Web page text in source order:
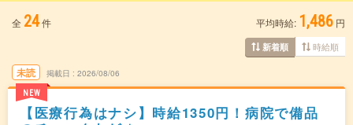
全 24件 平均時給: 1,486 円
新着順 時給順
未読
NEW
掲載日 2026/08/06
【医療行為はナシ】時給1350円！病院で備品